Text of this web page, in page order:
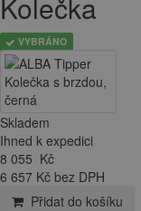
VYBRÁNO
Skladem
Ihned k expedici
8 055 Kč
6 657 Kč bez DPH
Přidat do košíku